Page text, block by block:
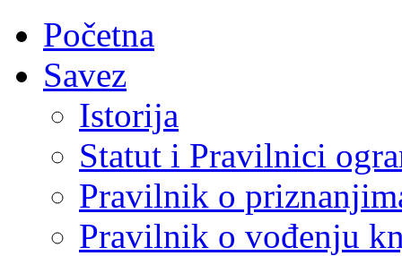
Početna
Savez
Istorija
Statut i Pravilnici
Pravilnik o
Pravilnik o vođenju